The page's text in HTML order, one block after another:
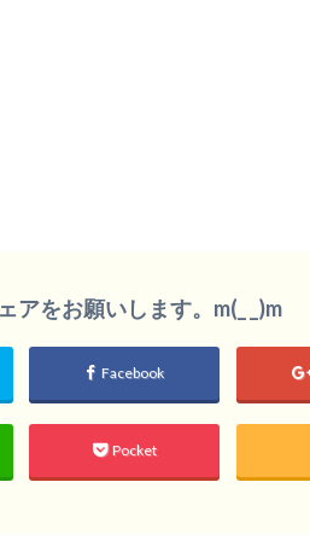
アをお願いします。m(_ _)m
Facebook
Pocket